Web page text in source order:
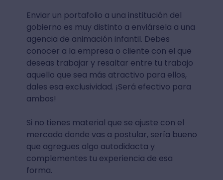
Enviar un portafolio a una institución del
gobierno es muy distinto a enviársela a una
agencia de animación infantil. Debes
conocer a la empresa o cliente con el que
deseas trabajar y resaltar entre tu trabajo
aquello que sea más atractivo para ellos,
dales esa exclusividad. ¡Será efectivo para
ambos!
Si no tienes material que se ajuste con el
mercado donde vas a postular, sería bueno
que agregues algo autodidacta y
complementes tu experiencia de esa
forma.